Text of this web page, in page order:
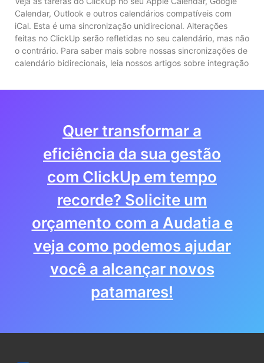
Calendar, Outlook e outros calendários compatíveis com
iCal. Esta é uma sincronização unidirecional. Alterações
feitas no ClickUp serão refletidas no seu calendário, mas não
o contrário. Para saber mais sobre nossas sincronizações de
calendário bidirecionais, leia nossos artigos sobre integração
Quer transformar a
eficiência da sua gestão
com ClickUp em tempo
recorde? Solicite um
orçamento com a Audatia e
veja como podemos ajudar
você a alcançar novos
patamares!